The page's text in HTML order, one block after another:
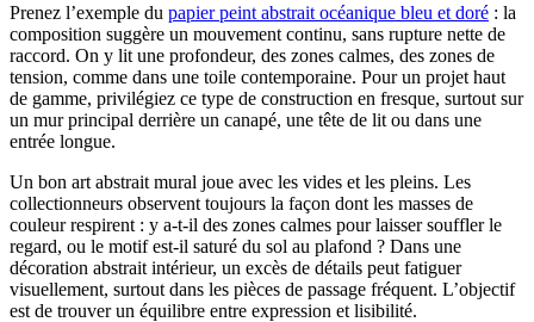
Prenez l’exemple du papier peint abstrait océanique bleu et doré : la
composition suggère un mouvement continu, sans rupture nette de
raccord. On y lit une profondeur, des zones calmes, des zones de
tension, comme dans une toile contemporaine. Pour un projet haut
de gamme, privilégiez ce type de construction en fresque, surtout sur
un mur principal derrière un canapé, une tête de lit ou dans une
entrée longue.
Un bon art abstrait mural joue avec les vides et les pleins. Les
collectionneurs observent toujours la façon dont les masses de
couleur respirent : y a-t-il des zones calmes pour laisser souffler le
regard, ou le motif est-il saturé du sol au plafond ? Dans une
décoration abstrait intérieur, un excès de détails peut fatiguer
visuellement, surtout dans les pièces de passage fréquent. L’objectif
est de trouver un équilibre entre expression et lisibilité.